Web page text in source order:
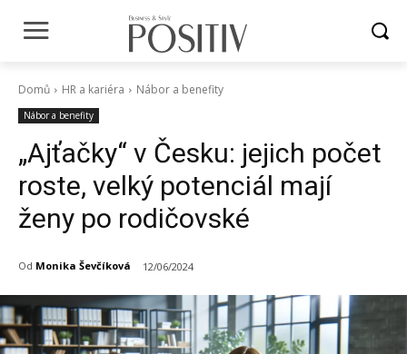
Domů HR a kariéra Nábor a benefity
Nábor a benefity
„Ajťačky“ v Česku: jejich počet
roste, velký potenciál mají
ženy po rodičovské
Od Monika Ševčíková 12/06/2024